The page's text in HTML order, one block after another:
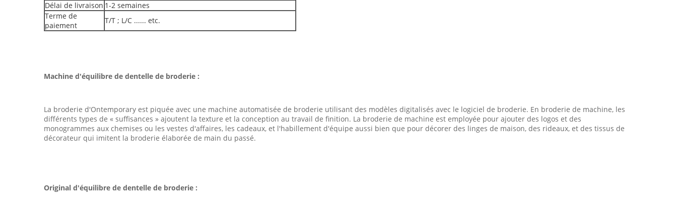
Délai de livraison 1-2 semaines
Terme de
paiement
T/T ; L/C ...... etc.
Machine d'équilibre de dentelle de broderie :
La broderie d'Ontemporary est piquée avec une machine automatisée de broderie utilisant des modèles digitalisés avec le logiciel de broderie. En broderie de machine, les
différents types de « suffisances » ajoutent la texture et la conception au travail de finition. La broderie de machine est employée pour ajouter des logos et des
monogrammes aux chemises ou les vestes d'affaires, les cadeaux, et l'habillement d'équipe aussi bien que pour décorer des linges de maison, des rideaux, et des tissus de
décorateur qui imitent la broderie élaborée de main du passé.
Original d'équilibre de dentelle de broderie :